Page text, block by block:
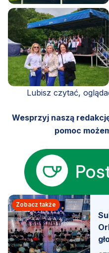
Lubisz czytać,
Wesprzyj naszą
pomoc
Zobacz także